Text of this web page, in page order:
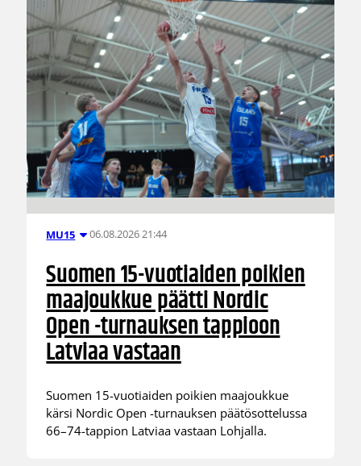
MU15 06.08.2026 21:44
Suomen 15-vuotiaiden poikien
maajoukkue päätti Nordic
Open -turnauksen tappioon
Latviaa vastaan
Suomen 15-vuotiaiden poikien maajoukkue
kärsi Nordic Open -turnauksen päätösottelussa
66–74-tappion Latviaa vastaan Lohjalla.